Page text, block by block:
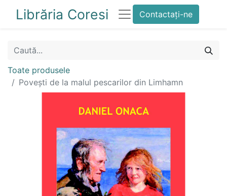
Librăria Coresi Contactați-ne
Toate produsele
Povești de la malul pescarilor din Limhamn